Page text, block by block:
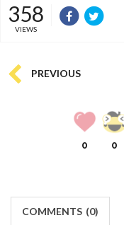
358
VIEWS
PREVIOUS
0 0
COMMENTS (0)